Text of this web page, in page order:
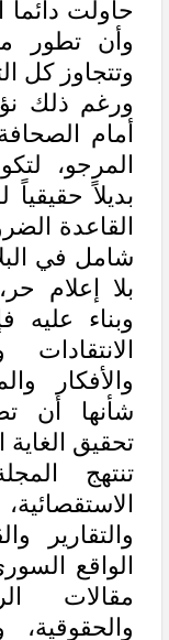
حاولت
وأن تطور
وتتجاوز كل
ورغم ذلك
أمام
المرجو،
بديلاً
القاعدة
شامل في
بلا إعلام
وبناء
والأفكار
شأنها أن
تحقيق
تنتهج
والتقارير
الواقع
مقالات